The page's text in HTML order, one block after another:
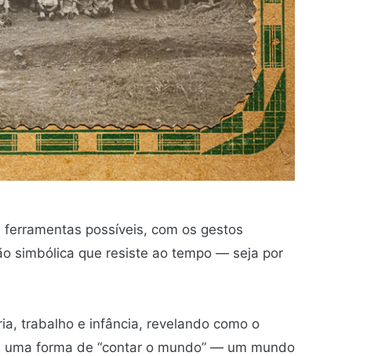
possíveis, com os gestos
simbólica que resiste ao tempo — seja por
trabalho e infância, revelando como o
forma de “contar o mundo” — um mundo